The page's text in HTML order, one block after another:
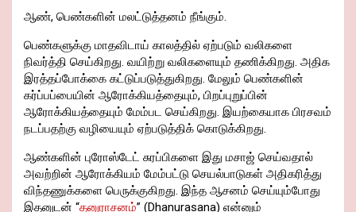
ஆண், பெண்களின் மலட்டுத்தனம் நீங்கும்.
பெண்களுக்கு மாதவிடாய் காலத்தில் ஏற்படும் வலிகளை
நிவர்த்தி செய்கிறது. வயிற்று வலிகளையும் தணிக்கிறது. அதிக
இரத்தப்போக்கை கட்டுப்படுத்துகிறது. மேலும் பெண்களின்
கர்ப்பப்பையின் ஆரோக்கியத்தையும், பிறப்புறுப்பின்
ஆரோக்கியத்தையும் மேம்பட செய்கிறது. இயற்கையாக பிரசவம்
நடப்பதற்கு வழியையும் ஏற்படுத்திக் கொடுக்கிறது.
ஆண்களின் புரோஸ்டேட் சுரப்பிகளை இது மசாஜ் செய்வதால்
அவற்றின் ஆரோக்கியம் மேம்பட்டு செயல்பாடுகள் அதிகரித்து
விந்தணுக்களை பெருக்குகிறது. இந்த ஆசனம் செய்யும்போது
இதனுடன் “தனுராசனம்” (Dhanurasana) என்னும்